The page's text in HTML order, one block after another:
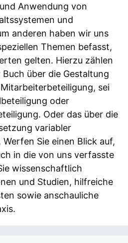
Anwendung von
und
anderen haben wir uns
Themen befasst,
gelten. Hierzu zählen
über die Gestaltung
sei
oder
Oder das über die
variabler
Sie einen Blick auf,
in die von uns verfasste
wissenschaftlich
und Studien, hilfreiche
sowie anschauliche